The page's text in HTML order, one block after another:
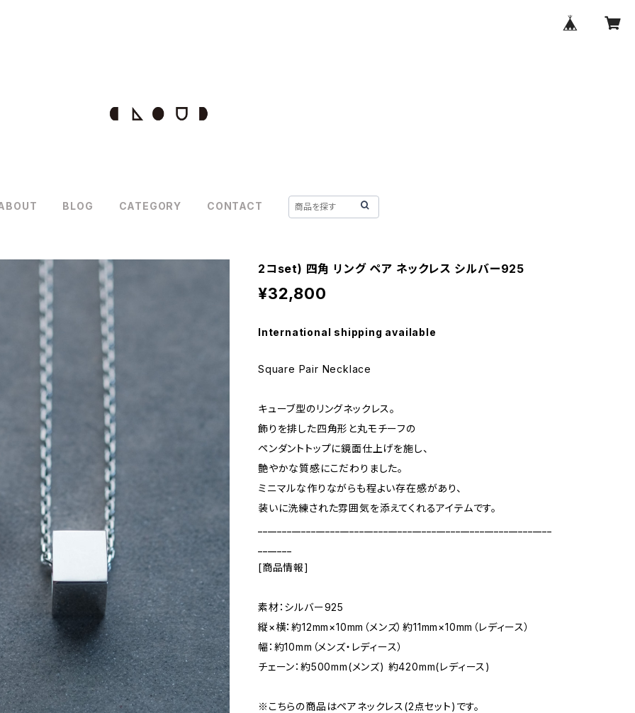
BLOG CATEGORY CONTACT
2コset) 四角 リング ペア ネックレス シルバー925
¥32,800
International shipping available
Square Pair Necklace
キューブ型のリングネックレス。
飾りを排した四角形と丸モチーフの
ペンダントトップに鏡面仕上げを施し、
艶やかな質感にこだわりました。
ミニマルな作りながらも程よい存在感があり、
装いに洗練された雰囲気を添えてくれるアイテムです。
[商品情報]
素材：シルバー925
縦×横：約12mm×10mm（メンズ）約11mm×10mm（レディース）
幅：約10mm（メンズ・レディース）
チェーン：約500mm(メンズ) 約420mm(レディース)
※こちらの商品はペアネックレス(2点セット)です。